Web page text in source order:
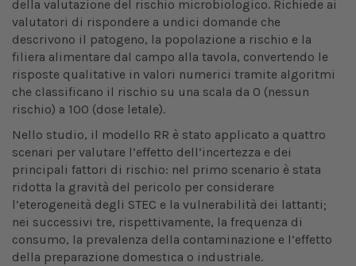
della valutazione del rischio microbiologico. Richiede ai
valutatori di rispondere a undici domande che
descrivono il patogeno, la popolazione a rischio e la
filiera alimentare dal campo alla tavola, convertendo le
risposte qualitative in valori numerici tramite algoritmi
che classificano il rischio su una scala da 0 (nessun
rischio) a 100 (dose letale).
Nello studio, il modello RR è stato applicato a quattro
scenari per valutare l’effetto dell’incertezza e dei
principali fattori di rischio: nel primo scenario è stata
ridotta la gravità del pericolo per considerare
l’eterogeneità degli STEC e la vulnerabilità dei lattanti;
nei successivi tre, rispettivamente, la frequenza di
consumo, la prevalenza della contaminazione e l’effetto
della preparazione domestica o industriale.